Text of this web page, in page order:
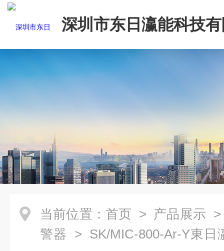
深圳市东日瀛能科技
当前位置： 首页 > 产品展示
警器 > SK/MIC-800-Ar-Y東日